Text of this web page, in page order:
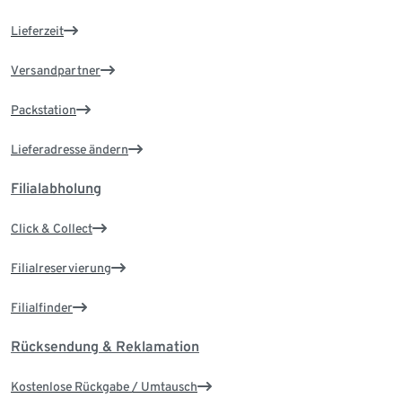
Lieferzeit
Versandpartner
Packstation
Lieferadresse ändern
Filialabholung
Click & Collect
Filialreservierung
Filialfinder
Rücksendung & Reklamation
Kostenlose Rückgabe / Umtausch